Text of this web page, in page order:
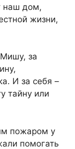
наш дом,
жизни,
за
И за себя –
тайну или
пожаром у
помогать